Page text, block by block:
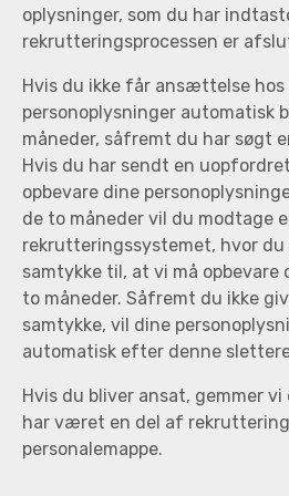
oplysninger, som du har
rekrutteringsprocessen er
Hvis du ikke får ansættelse hos
personoplysninger automatisk
måneder, såfremt du har søgt
Hvis du har sendt en
opbevare dine
de to måneder vil du modtage
rekrutteringssystemet, hvor
samtykke til, at vi må opbevare
to måneder. Såfremt du ikke
samtykke, vil dine
automatisk efter denne
Hvis du bliver ansat, gemmer vi
har været en del af
personalemappe.